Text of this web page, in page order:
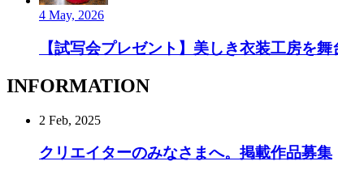
4 May, 2026
【試写会プレゼント】美しき衣装工房を
INFORMATION
2 Feb, 2025
クリエイターのみなさまへ。掲載作品募集